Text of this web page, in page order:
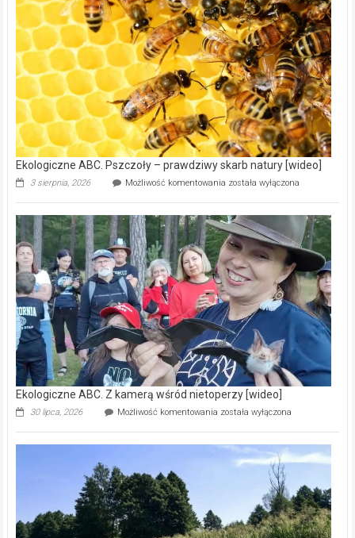
Wielka
z
dofinansowaniem
ponad
15,6
mln
na
modernizację
oczyszczalni
ścieków
[wideo]
Ekologiczne ABC. Pszczoły – prawdziwy skarb natury [wideo]
3 sierpnia, 2026 Możliwość komentowania Ekologiczne
–
prawdziwy
skarb
natury
[wideo]
została wyłączona
Ekologiczne ABC. Z kamerą wśród nietoperzy [wideo]
30 lipca, 2026 Możliwość komentowania Ekologiczne
kamerą
wśród
została wyłączona